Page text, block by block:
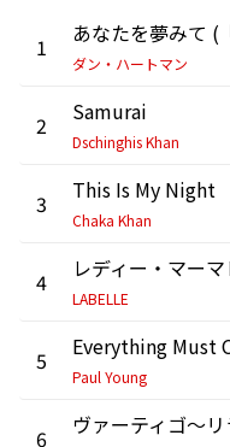
1
ダン・ハートマン
2 Samurai
Dschinghis Khan
3 This Is My Night
Chaka Khan
4
LABELLE
5
Paul Young
6